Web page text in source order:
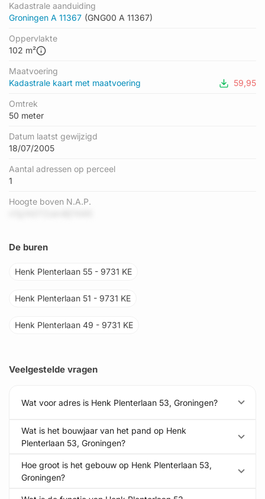
Kadastrale aanduiding
Groningen A 11367 (GNG00 A 11367)
Oppervlakte
102 m²
Maatvoering
Kadastrale kaart met maatvoering
59,95
Omtrek
50 meter
Datum laatst gewijzigd
18/07/2005
Aantal adressen op perceel
1
Hoogte boven N.A.P.
De buren
Henk Plenterlaan 55 - 9731 KE
Henk Plenterlaan 51 - 9731 KE
Henk Plenterlaan 49 - 9731 KE
Veelgestelde vragen
Wat voor adres is Henk Plenterlaan 53, Groningen?
Wat is het bouwjaar van het pand op Henk
Plenterlaan 53, Groningen?
Hoe groot is het gebouw op Henk Plenterlaan 53,
Groningen?